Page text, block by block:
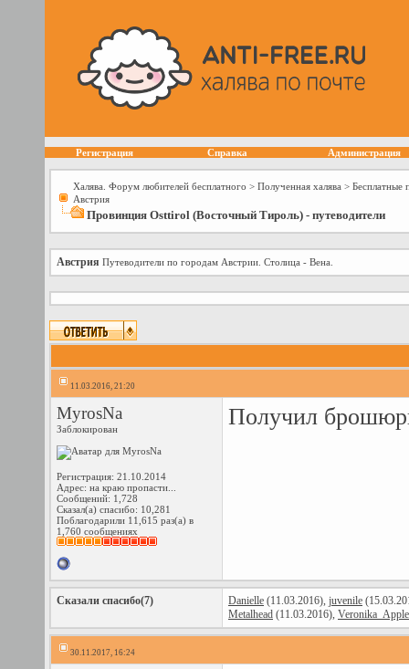
Регистрация Справка Администрация
Халява. Форум любителей бесплатного > Полученная халява > Бесплатные
Австрия
Провинция Osttirol (Восточный Тироль) - путеводители
Австрия Путеводители по городам Австрии. Столица - Вена.
11.03.2016, 21:20
MyrosNa
Заблокирован
Регистрация: 21.10.2014
Адрес: на краю пропасти...
Сообщений: 1,728
Сказал(а) спасибо: 10,281
Поблагодарили 11,615 раз(а) в
1,760 сообщениях
Получил
Сказали спасибо(7) Danielle (11.03.2016), juvenile
Metalhead (11.03.2016), Veronika_Apple
30.11.2017, 16:24